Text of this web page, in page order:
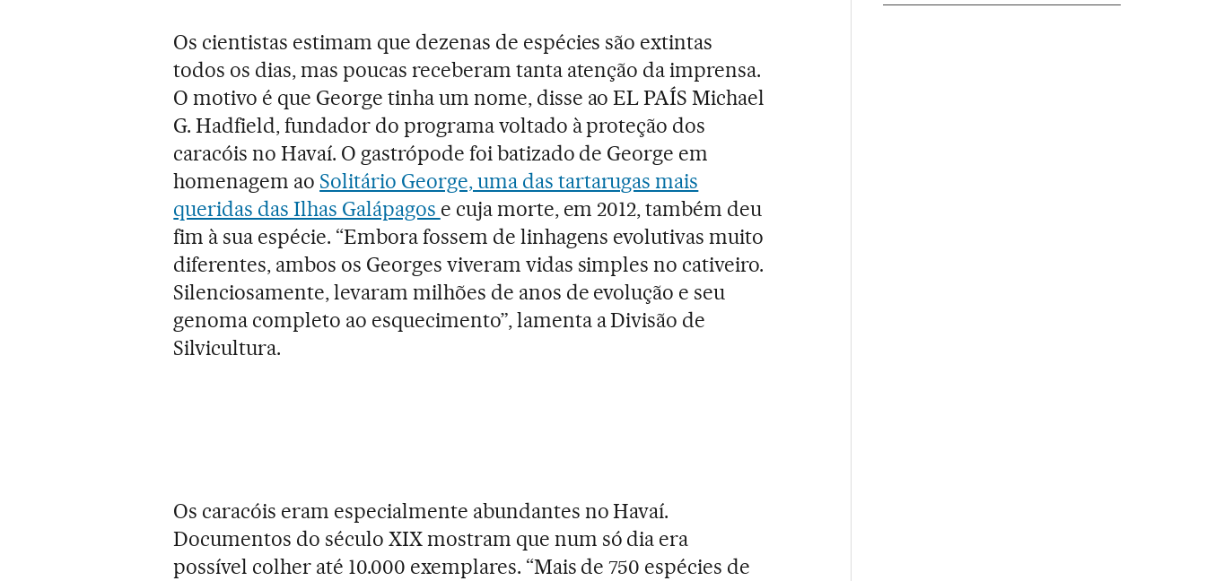
Os cientistas estimam que dezenas de espécies são extintas
todos os dias, mas poucas receberam tanta atenção da imprensa.
O motivo é que George tinha um nome, disse ao EL PAÍS Michael
G. Hadfield, fundador do programa voltado à proteção dos
caracóis no Havaí. O gastrópode foi batizado de George em
homenagem ao Solitário George, uma das tartarugas mais
queridas das Ilhas Galápagos e cuja morte, em 2012, também deu
fim à sua espécie. “Embora fossem de linhagens evolutivas muito
diferentes, ambos os Georges viveram vidas simples no cativeiro.
Silenciosamente, levaram milhões de anos de evolução e seu
genoma completo ao esquecimento”, lamenta a Divisão de
Silvicultura.
Os caracóis eram especialmente abundantes no Havaí.
Documentos do século XIX mostram que num só dia era
possível colher até 10.000 exemplares. “Mais de 750 espécies de